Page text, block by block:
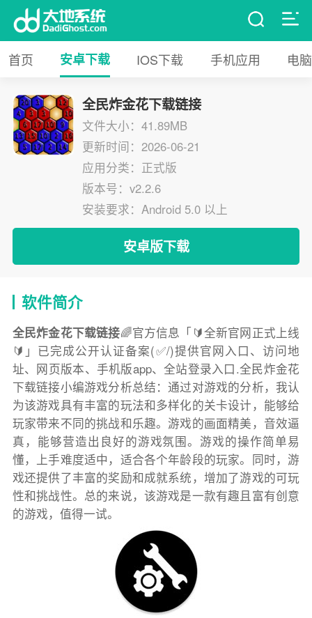
首页 安卓下载 IOS下载 手机应用 电
全民炸金花下载链接
文件大小：41.89MB
更新时间：2026-06-21
应用分类：正式版
版本号：v2.2.6
安装要求：Android 5.0 以上
安卓版下载
软件简介
全民炸金花下载链接🌈官方信息「🔰全新官网正式上线
🔰」已完成公开认证备案(✅/)提供官网入口、访问地
址、网页版本、手机版app、全站登录入口.全民炸金花
下载链接小编游戏分析总结：通过对游戏的分析，我认
为该游戏具有丰富的玩法和多样化的关卡设计，能够给
玩家带来不同的挑战和乐趣。游戏的画面精美，音效逼
真，能够营造出良好的游戏氛围。游戏的操作简单易
懂，上手难度适中，适合各个年龄段的玩家。同时，游
戏还提供了丰富的奖励和成就系统，增加了游戏的可玩
性和挑战性。总的来说，该游戏是一款有趣且富有创意
的游戏，值得一试。